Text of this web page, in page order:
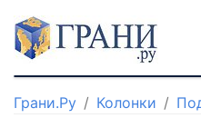
Грани.Ру Колонки